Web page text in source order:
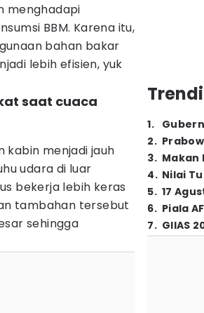
menghadapi
BBM. Karena itu,
bahan bakar
lebih efisien, yuk
saat cuaca
kabin menjadi jauh
udara di luar
bekerja lebih keras
tambahan tersebut
sehingga
1.
2.
3. Makan
4. Nilai
5. 17
6. Piala
7. GIIAS